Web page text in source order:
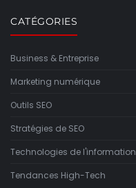
CATÉGORIES
Business & Entreprise
Marketing numérique
Outils SEO
Stratégies de SEO
Technologies de l'information
Tendances High-Tech